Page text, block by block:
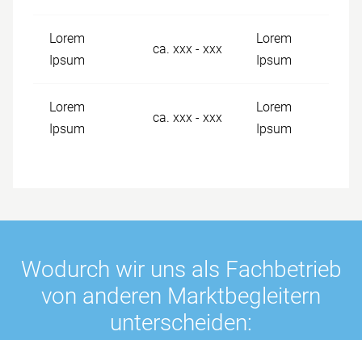
Lorem
Ipsum
ca. xxx - xxx
Lorem
Ipsum
Lorem
Ipsum
ca. xxx - xxx
Lorem
Ipsum
Wo­durch wir uns als Fach­betrieb
von anderen Markt­begleitern
unter­scheiden: